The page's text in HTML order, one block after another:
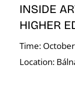
INSIDE
HIGHER
Time:
Location: